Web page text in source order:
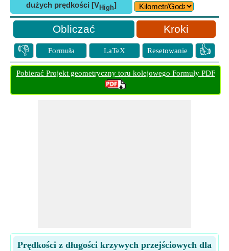
dużych prędkości [VHigh]
Kroki
👎 Formuła LaTeX Resetowanie 👍
Pobierać Projekt geometryczny toru kolejowego Formuły PDF
Prędkości z długości krzywych przejściowych dla